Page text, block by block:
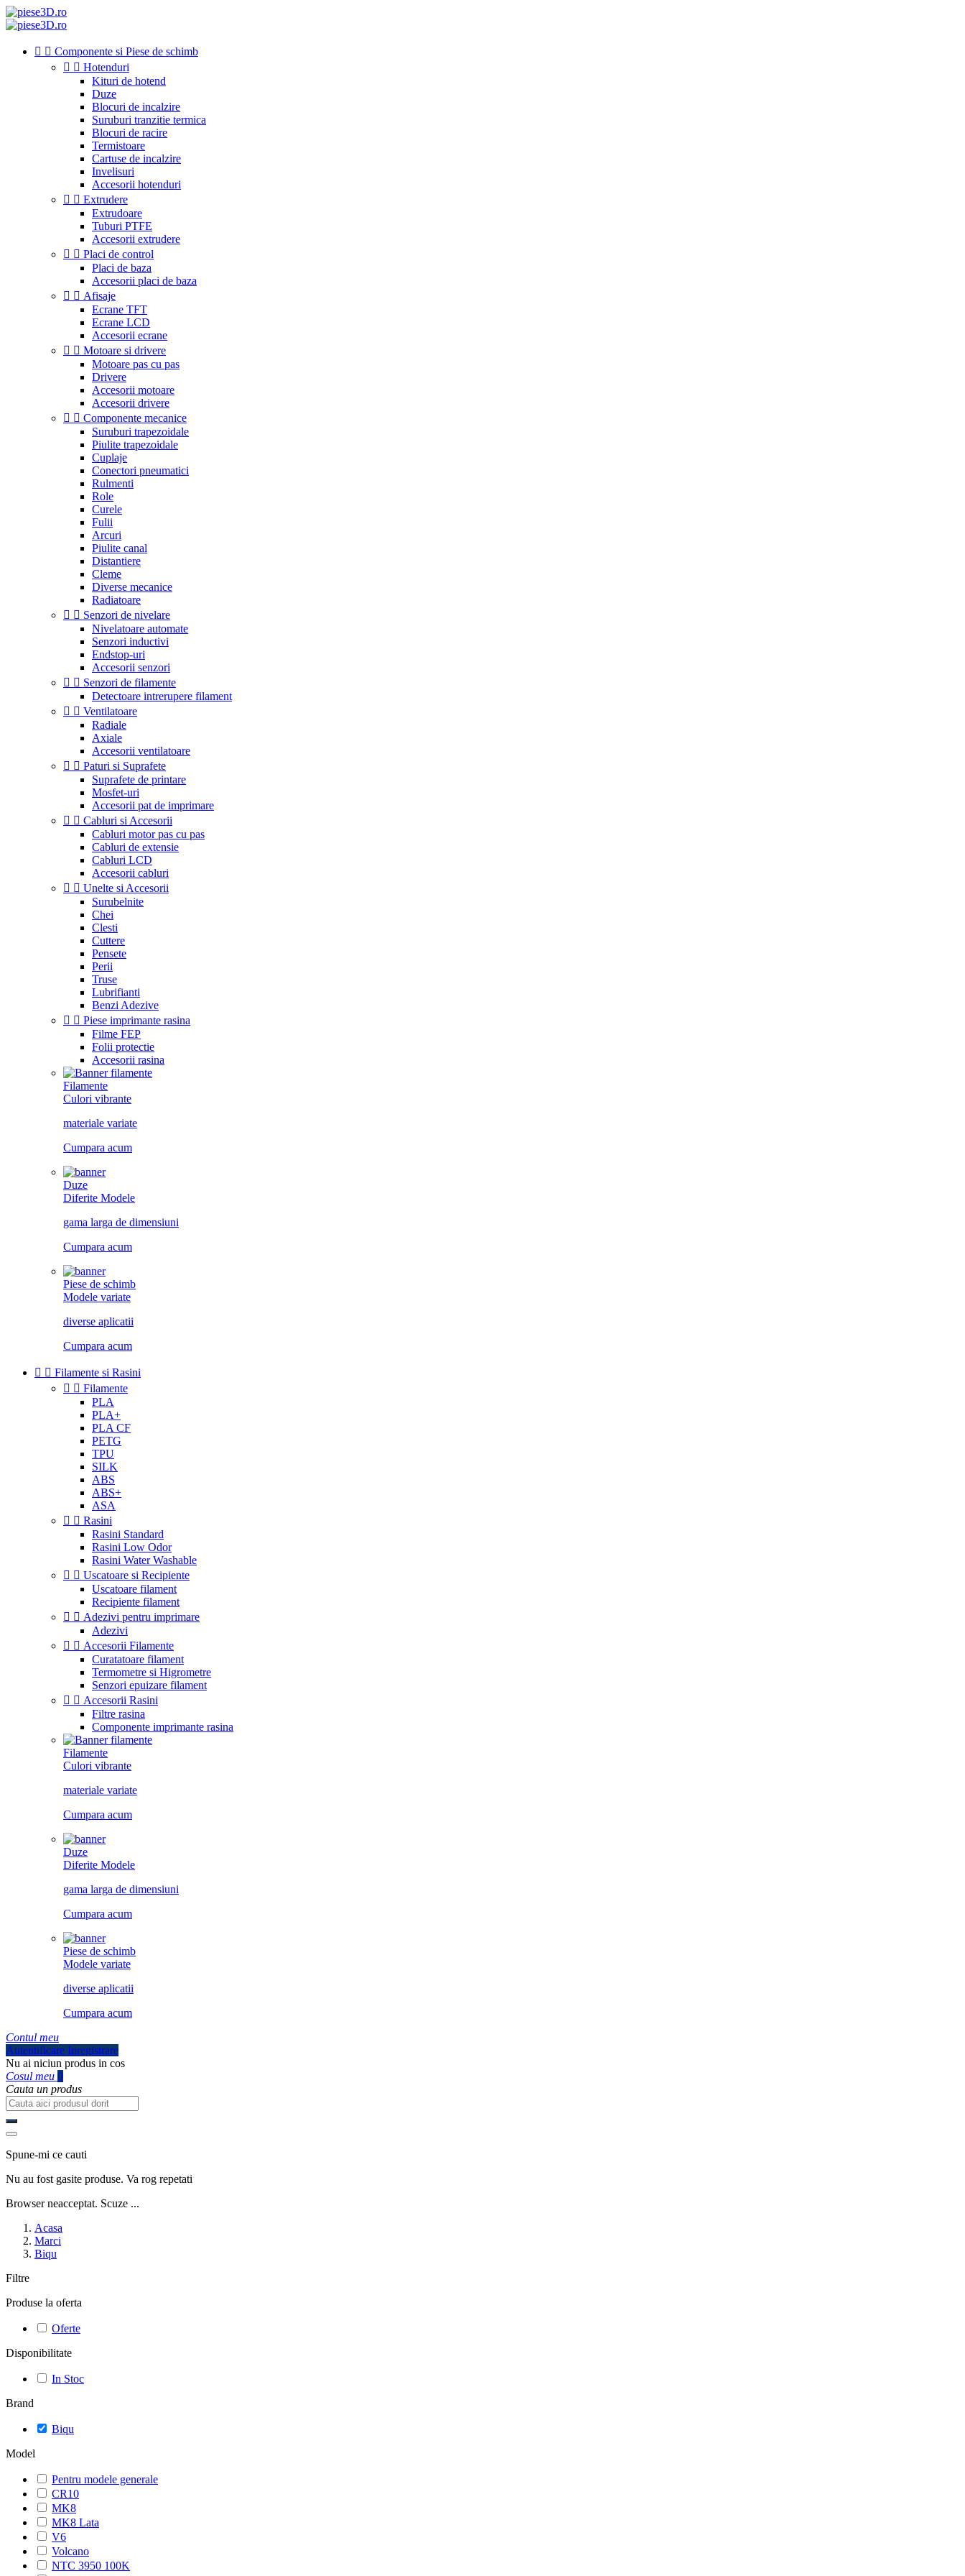
  Componente si Piese de schimb
  Hotenduri
Kituri de hotend
Duze
Blocuri de incalzire
Suruburi tranzitie termica
Blocuri de racire
Termistoare
Cartuse de incalzire
Invelisuri
Accesorii hotenduri
  Extrudere
Extrudoare
Tuburi PTFE
Accesorii extrudere
  Placi de control
Placi de baza
Accesorii placi de baza
  Afisaje
Ecrane TFT
Ecrane LCD
Accesorii ecrane
  Motoare si drivere
Motoare pas cu pas
Drivere
Accesorii motoare
Accesorii drivere
  Componente mecanice
Suruburi trapezoidale
Piulite trapezoidale
Cuplaje
Conectori pneumatici
Rulmenti
Role
Curele
Fulii
Arcuri
Piulite canal
Distantiere
Cleme
Diverse mecanice
Radiatoare
  Senzori de nivelare
Nivelatoare automate
Senzori inductivi
Endstop-uri
Accesorii senzori
  Senzori de filamente
Detectoare intrerupere filament
  Ventilatoare
Radiale
Axiale
Accesorii ventilatoare
  Paturi si Suprafete
Suprafete de printare
Mosfet-uri
Accesorii pat de imprimare
  Cabluri si Accesorii
Cabluri motor pas cu pas
Cabluri de extensie
Cabluri LCD
Accesorii cabluri
  Unelte si Accesorii
Surubelnite
Chei
Clesti
Cuttere
Pensete
Perii
Truse
Lubrifianti
Benzi Adezive
  Piese imprimante rasina
Filme FEP
Folii protectie
Accesorii rasina
Filamente
Culori vibrante
materiale variate
Cumpara acum
Duze
Diferite Modele
gama larga de dimensiuni
Cumpara acum
Piese de schimb
Modele variate
diverse aplicatii
Cumpara acum
  Filamente si Rasini
  Filamente
PLA
PLA+
PLA CF
PETG
TPU
SILK
ABS
ABS+
ASA
  Rasini
Rasini Standard
Rasini Low Odor
Rasini Water Washable
  Uscatoare si Recipiente
Uscatoare filament
Recipiente filament
  Adezivi pentru imprimare
Adezivi
  Accesorii Filamente
Curatatoare filament
Termometre si Higrometre
Senzori epuizare filament
  Accesorii Rasini
Filtre rasina
Componente imprimante rasina
Filamente
Culori vibrante
materiale variate
Cumpara acum
Duze
Diferite Modele
gama larga de dimensiuni
Cumpara acum
Piese de schimb
Modele variate
diverse aplicatii
Cumpara acum
Contul meu
Autentificare Inregistrare
Nu ai niciun produs in cos
Cosul meu 0
Cauta un produs
Spune-mi ce cauti
Nu au fost gasite produse. Va rog repetati
Browser neacceptat. Scuze ...
Acasa
Marci
Biqu
Filtre
Produse la oferta
Oferte
Disponibilitate
In Stoc
Brand
Biqu
Model
Pentru modele generale
CR10
MK8
MK8 Lata
V6
Volcano
NTC 3950 100K